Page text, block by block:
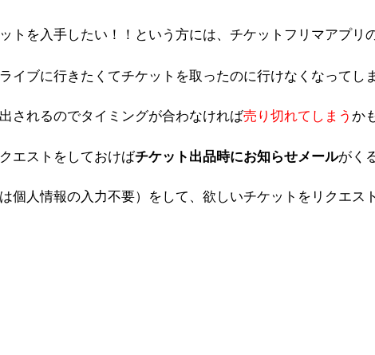
トを入手したい！！という方には、チケットフリマアプリ
イブに行きたくてチケットを取ったのに行けなくなってし
されるのでタイミングが合わなければ売り切れてしまう か
エストをしておけばチケット出品時にお知らせメールがく
個人情報の入力不要）をして、欲しいチケットをリクエ